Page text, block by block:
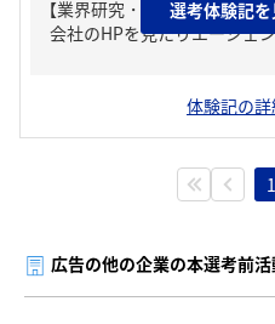
【業界研究・企業研究はどん
会社のHPを見たりエージェ
選考体験記を
体験記の
1
広告の他の企業の本選考前